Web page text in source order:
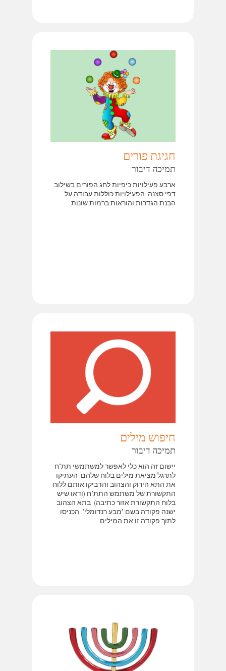
חגיגת פורים
תמיכה דיבור
ארבע פעילויות כיפיות לחג הפורים בשילוב
דפי סצנה. הפעילויות כוללות עבודה על
הבנת הגדרות והוראות ברמות שונות.
חיפוש מילים
תמיכה דיבור
יישום זה הוא כלי לאפשר למשתמשי תת"ח
לתרגל מציאת מילים בלוח שלהם. העתיקו
את התא הירוק והצהוב והדביקו אותם ללוח
התקשורת של משתמש התת"ח (ודאו שיש
בלוח התקשורת אזור כתיבה). בתא הצהוב
ישנה פקודה בשם "מבע רנדומלי". הכניסו
לתוך פקודה זו את המילים...